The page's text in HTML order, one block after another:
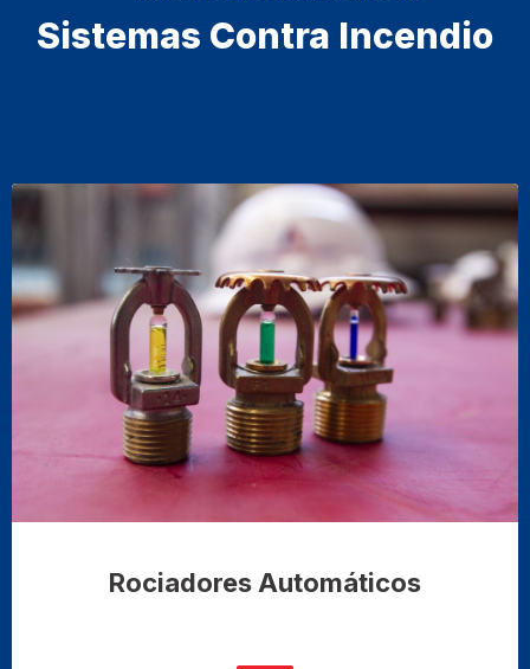
Sistemas Contra Incendio
Rociadores Automáticos